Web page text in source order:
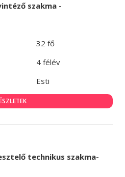
szakma -
32 fő
4 félév
Esti
technikus szakma-